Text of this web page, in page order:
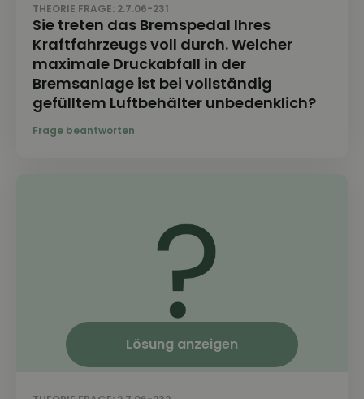
Lösung anzeigen
THEORIE FRAGE: 2.7.06-231
Sie treten das Bremspedal Ihres
Kraftfahrzeugs voll durch. Welcher
maximale Druckabfall in der
Bremsanlage ist bei vollständig
gefülltem Luftbehälter unbedenklich?